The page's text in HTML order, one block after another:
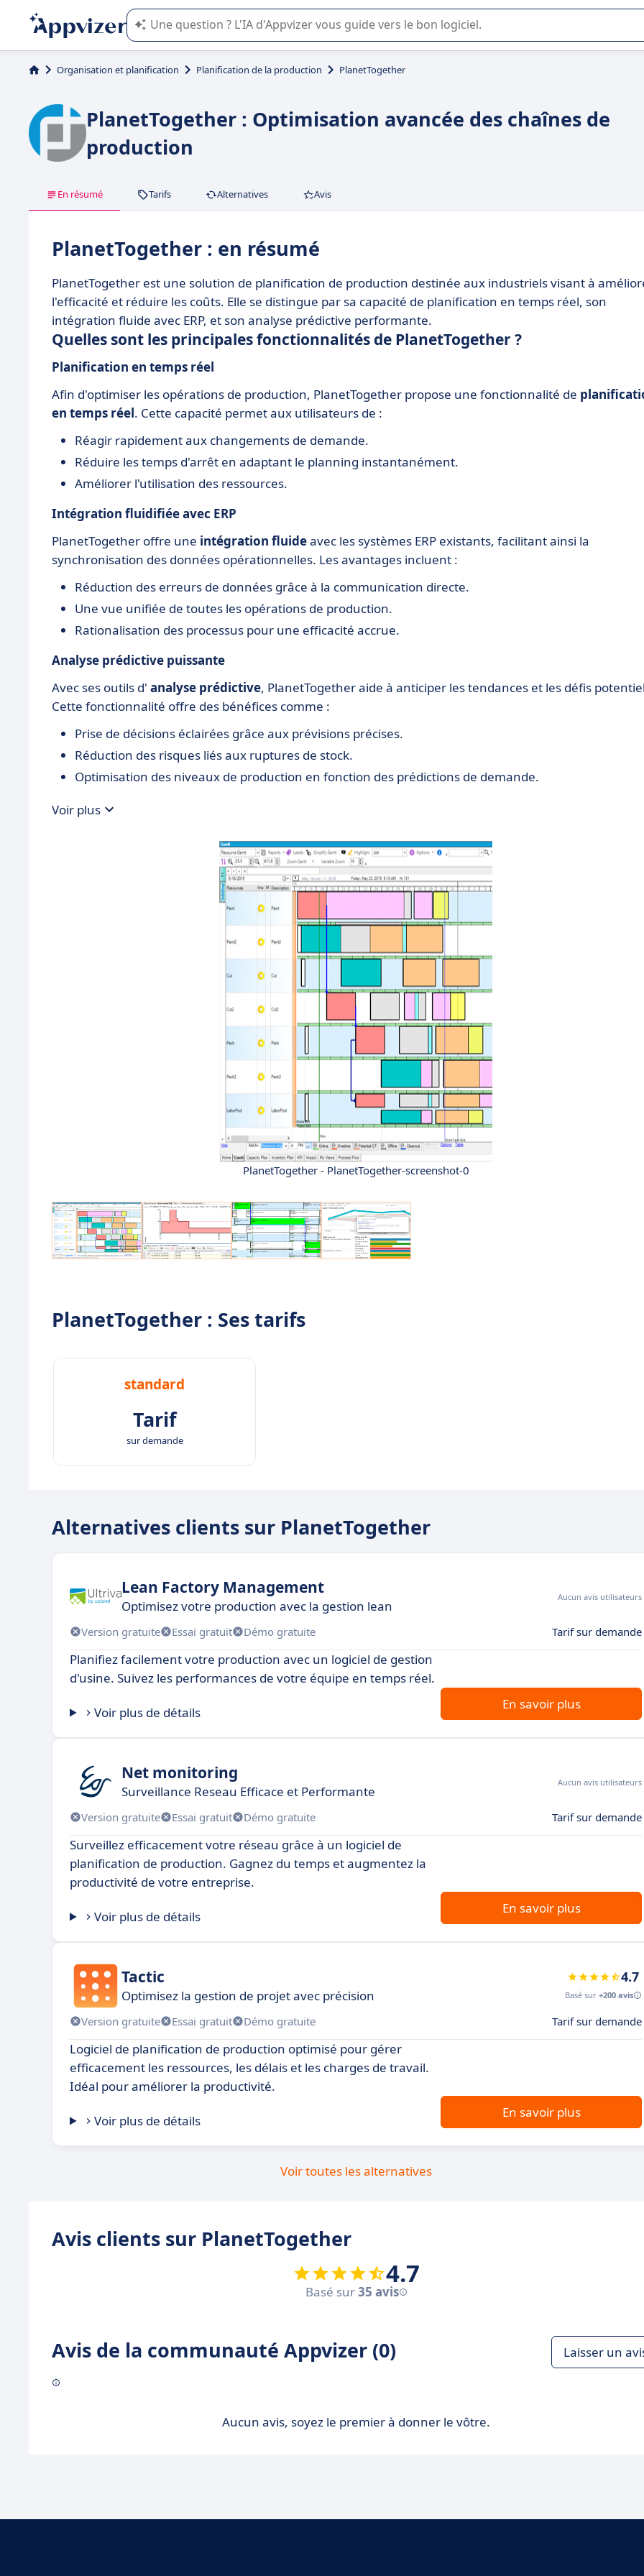
L'IA de Appvizer vous guide dans l'utilisation ou la sélection de logiciel SaaS en entreprise.
Organisation et planification Planification de la production PlanetTogether
PlanetTogether : Optimisation avancée des chaînes de
production
En résumé Tarifs Alternatives Avis
PlanetTogether : en résumé
PlanetTogether est une solution de planification de production destinée aux industriels visant à
l'efficacité et réduire les coûts. Elle se distingue par sa capacité de planification en temps réel, son
intégration fluide avec ERP, et son analyse prédictive performante.
Quelles sont les principales fonctionnalités de PlanetTogether ?
Planification en temps réel
Afin d'optimiser les opérations de production, PlanetTogether propose une fonctionnalité de
en temps réel. Cette capacité permet aux utilisateurs de :
Réagir rapidement aux changements de demande.
Réduire les temps d'arrêt en adaptant le planning instantanément.
Améliorer l'utilisation des ressources.
Intégration fluidifiée avec ERP
PlanetTogether offre une intégration fluideavec les systèmes ERP existants, facilitant ainsi la
synchronisation des données opérationnelles. Les avantages incluent :
Réduction des erreurs de données grâce à la communication directe.
Une vue unifiée de toutes les opérations de production.
Rationalisation des processus pour une efficacité accrue.
Analyse prédictive puissante
Avec ses outils d' analyse prédictive, PlanetTogether aide à anticiper les tendances et les défis
Cette fonctionnalité offre des bénéfices comme :
Prise de décisions éclairées grâce aux prévisions précises.
Réduction des risques liés aux ruptures de stock.
Optimisation des niveaux de production en fonction des prédictions de demande.
Voir plus
PlanetTogether - PlanetTogether-screenshot-0
PlanetTogether : Ses tarifs
standard
Tarif
sur demande
Alternatives clients sur PlanetTogether
Lean Factory Management
Optimisez votre production avec la gestion lean
Aucun avis utilisateurs
Version gratuite Essai gratuit Démo gratuite Tarif sur demande
Planifiez facilement votre production avec un logiciel de gestion
d'usine. Suivez les performances de votre équipe en temps réel.
Voir plus de détails
En savoir plus
Net monitoring
Surveillance Reseau Efficace et Performante
Aucun avis utilisateurs
Version gratuite Essai gratuit Démo gratuite Tarif sur demande
Surveillez efficacement votre réseau grâce à un logiciel de
planification de production. Gagnez du temps et augmentez la
productivité de votre entreprise.
Voir plus de détails
En savoir plus
Tactic
Optimisez la gestion de projet avec précision
4.7
Basé sur +200 avis
Version gratuite Essai gratuit Démo gratuite Tarif sur demande
Logiciel de planification de production optimisé pour gérer
efficacement les ressources, les délais et les charges de travail.
Idéal pour améliorer la productivité.
Voir plus de détails
En savoir plus
Voir toutes les alternatives
Avis clients sur PlanetTogether
4.7
Basé sur35 avis
Avis de la communauté Appvizer (0) Laisser un
Aucun avis, soyez le premier à donner le vôtre.